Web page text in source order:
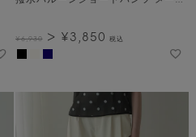
¥6,930 ¥3,850 税込